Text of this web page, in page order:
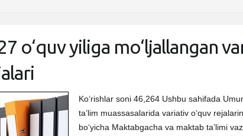
o‘quv yiliga mo‘ljallangan
Ko‘rishlar soni 46,264 Ushbu sahifada
ta’lim muassasalarida variativ o‘quv
bo‘yicha Maktabgacha va maktab ta’limi